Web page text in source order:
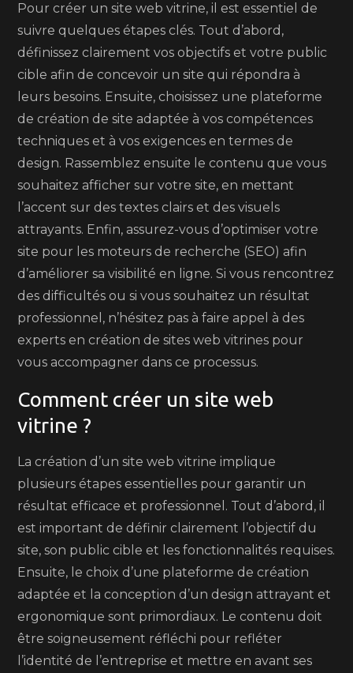
Pour créer un site web vitrine, il est essentiel de
suivre quelques étapes clés. Tout d’abord,
définissez clairement vos objectifs et votre public
cible afin de concevoir un site qui répondra à
leurs besoins. Ensuite, choisissez une plateforme
de création de site adaptée à vos compétences
techniques et à vos exigences en termes de
design. Rassemblez ensuite le contenu que vous
souhaitez afficher sur votre site, en mettant
l’accent sur des textes clairs et des visuels
attrayants. Enfin, assurez-vous d’optimiser votre
site pour les moteurs de recherche (SEO) afin
d’améliorer sa visibilité en ligne. Si vous rencontrez
des difficultés ou si vous souhaitez un résultat
professionnel, n’hésitez pas à faire appel à des
experts en création de sites web vitrines pour
vous accompagner dans ce processus.
Comment créer un site web
vitrine ?
La création d’un site web vitrine implique
plusieurs étapes essentielles pour garantir un
résultat efficace et professionnel. Tout d’abord, il
est important de définir clairement l’objectif du
site, son public cible et les fonctionnalités requises.
Ensuite, le choix d’une plateforme de création
adaptée et la conception d’un design attrayant et
ergonomique sont primordiaux. Le contenu doit
être soigneusement réfléchi pour refléter
l’identité de l’entreprise et mettre en avant ses